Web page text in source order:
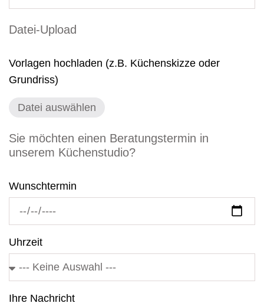
Datei-Upload
Vorlagen hochladen (z.B. Küchenskizze oder
Grundriss)
Sie möchten einen Beratungstermin in
unserem Küchenstudio?
Wunschtermin
Uhrzeit
Ihre Nachricht